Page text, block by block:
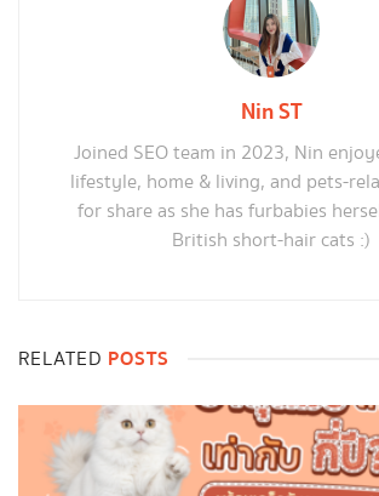
Nin ST
Joined SEO team in 2023, Nin
lifestyle, home & living, and pets-
for share as she has furbabies
British short-hair cats :)
RELATED POSTS